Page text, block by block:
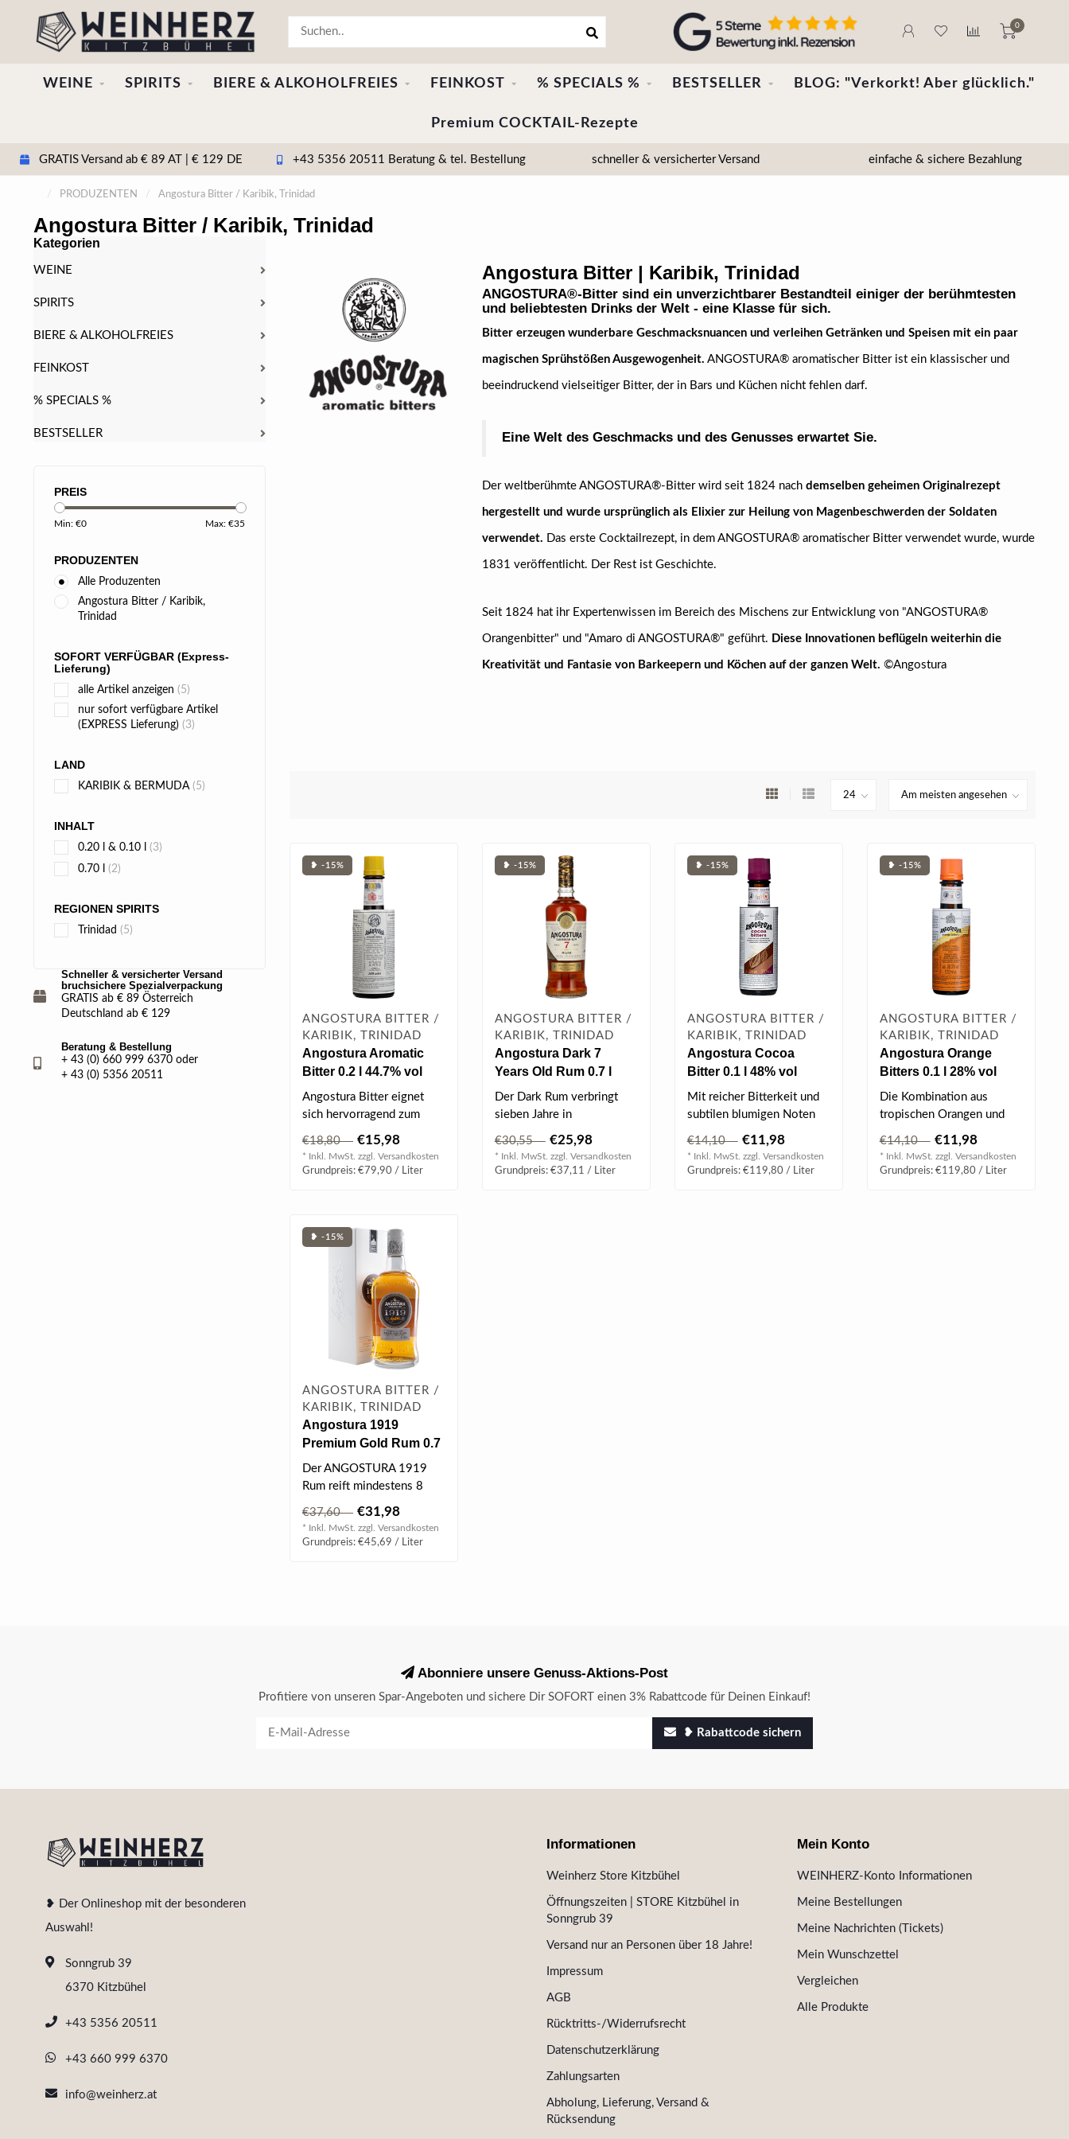
0
WEINE SPIRITS BIERE & ALKOHOLFREIES FEINKOST % SPECIALS % BESTSELLER BLOG: "Verkorkt! Aber glücklich."
Premium COCKTAIL-Rezepte
GRATIS Versand ab € 89 AT | € 129 DE +43 5356 20511 Beratung & tel. Bestellung schneller & versicherter Versand einfache & sichere Bezahlung
/ PRODUZENTEN / Angostura Bitter / Karibik, Trinidad
Angostura Bitter / Karibik, Trinidad
PREIS
Min: €0 Max: €35
PRODUZENTEN
Alle Produzenten
Angostura Bitter / Karibik,
Trinidad
SOFORT VERFÜGBAR (Express-
Lieferung)
alle Artikel anzeigen (5)
nur sofort verfügbare Artikel
(EXPRESS Lieferung) (3)
LAND
KARIBIK & BERMUDA (5)
INHALT
0.20 l & 0.10 l (3)
0.70 l (2)
REGIONEN SPIRITS
Trinidad (5)
Kategorien
WEINE
SPIRITS
BIERE & ALKOHOLFREIES
FEINKOST
% SPECIALS %
BESTSELLER
Schneller & versicherter Versand
bruchsichere Spezialverpackung
GRATIS ab € 89 Österreich
Deutschland ab € 129
Beratung & Bestellung
+ 43 (0) 660 999 6370 oder
+ 43 (0) 5356 20511
Angostura Bitter | Karibik, Trinidad
ANGOSTURA®-Bitter sind ein unverzichtbarer Bestandteil einiger der berühmtesten
und beliebtesten Drinks der Welt - eine Klasse für sich.
Bitter erzeugen wunderbare Geschmacksnuancen und verleihen Getränken und Speisen mit ein paar
magischen Sprühstößen Ausgewogenheit. ANGOSTURA® aromatischer Bitter ist ein klassischer und
beeindruckend vielseitiger Bitter, der in Bars und Küchen nicht fehlen darf.
Eine Welt des Geschmacks und des Genusses erwartet Sie.
Der weltberühmte ANGOSTURA®-Bitter wird seit 1824 nach demselben geheimen Originalrezept
hergestellt und wurde ursprünglich als Elixier zur Heilung von Magenbeschwerden der Soldaten
verwendet. Das erste Cocktailrezept, in dem ANGOSTURA® aromatischer Bitter verwendet wurde, wurde
1831 veröffentlicht. Der Rest ist Geschichte.
Seit 1824 hat ihr Expertenwissen im Bereich des Mischens zur Entwicklung von "ANGOSTURA®
Orangenbitter" und "Amaro di ANGOSTURA®" geführt. Diese Innovationen beflügeln weiterhin die
Kreativität und Fantasie von Barkeepern und Köchen auf der ganzen Welt. ©Angostura
❥ -15%
ANGOSTURA BITTER /
KARIBIK, TRINIDAD
Angostura Aromatic
Bitter 0.2 l 44.7% vol
Angostura Bitter eignet
sich hervorragend zum
Mit Arom..
€18,80 €15,98
* Inkl. MwSt. zzgl. Versandkosten
Grundpreis: €79,90 / Liter
❥ -15%
ANGOSTURA BITTER /
KARIBIK, TRINIDAD
Angostura Dark 7
Years Old Rum 0.7 l
40% vol
Der Dark Rum verbringt
sieben Jahre in
an Rumliebhaber..
€30,55 €25,98
* Inkl. MwSt. zzgl. Versandkosten
Grundpreis: €37,11 / Liter
❥ -15%
ANGOSTURA BITTER /
KARIBIK, TRINIDAD
Angostura Cocoa
Bitter 0.1 l 48% vol
Mit reicher Bitterkeit und
subtilen blumigen Noten
Gesch..
€14,10 €11,98
* Inkl. MwSt. zzgl. Versandkosten
Grundpreis: €119,80 / Liter
❥ -15%
ANGOSTURA BITTER /
KARIBIK, TRINIDAD
Angostura Orange
Bitters 0.1 l 28% vol
Die Kombination aus
tropischen Orangen und
eine angenehme..
€14,10 €11,98
* Inkl. MwSt. zzgl. Versandkosten
Grundpreis: €119,80 / Liter
❥ -15%
ANGOSTURA BITTER /
KARIBIK, TRINIDAD
Angostura 1919
Premium Gold Rum 0.7
l 40% vol
Der ANGOSTURA 1919
Rum reift mindestens 8
amerikanischen Bou..
€37,60 €31,98
* Inkl. MwSt. zzgl. Versandkosten
Grundpreis: €45,69 / Liter
Abonniere unsere Genuss-Aktions-Post
Profitiere von unseren Spar-Angeboten und sichere Dir SOFORT einen 3% Rabattcode für Deinen Einkauf!
❥ Rabattcode sichern
❥ Der Onlineshop mit der besonderen
Auswahl!
Sonngrub 39
6370 Kitzbühel
+43 5356 20511
+43 660 999 6370
info@weinherz.at
Informationen
Weinherz Store Kitzbühel
Öffnungszeiten | STORE Kitzbühel in
Sonngrub 39
Versand nur an Personen über 18 Jahre!
Impressum
AGB
Rücktritts-/Widerrufsrecht
Datenschutzerklärung
Zahlungsarten
Abholung, Lieferung, Versand &
Rücksendung
Mein Konto
WEINHERZ-Konto Informationen
Meine Bestellungen
Meine Nachrichten (Tickets)
Mein Wunschzettel
Vergleichen
Alle Produkte